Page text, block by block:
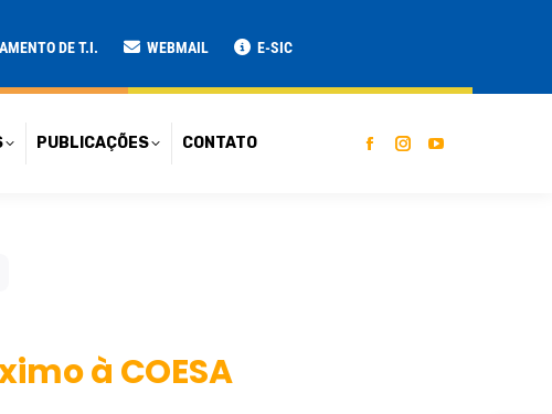
DE T.I. WEBMAIL E-SIC
PUBLICAÇÕES CONTATO
à COESA